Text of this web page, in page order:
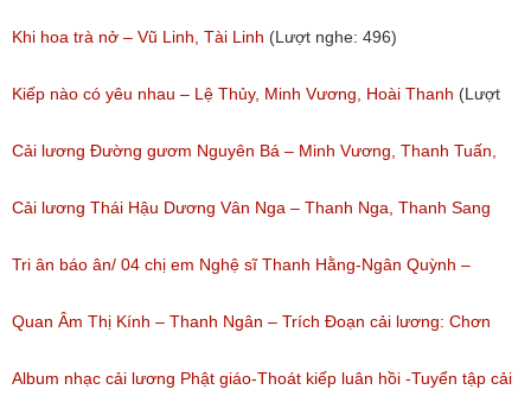
Giàu
(Lượt nghe: 1,251)
Khi hoa trà nở – Vũ Linh, Tài Linh (Lượt nghe: 496)
Kiếp nào có yêu nhau – Lệ Thủy, Minh Vương, Hoài Thanh (Lượt
nghe: 1,060)
Cải lương Đường gươm Nguyên Bá – Minh Vương, Thanh Tuấn,
Thanh Kim Huệ, Chí Tâm, Thanh Sang
(Lượt nghe: 1,226)
Cải lương Thái Hậu Dương Vân Nga – Thanh Nga, Thanh Sang
nguyên tuồng
(Lượt nghe: 865)
Tri ân báo ân/ 04 chị em Nghệ sĩ Thanh Hằng-Ngân Quỳnh –
Thanh Ngọc – NSƯT Thanh Ngân
(Lượt nghe: 527)
Quan Âm Thị Kính – Thanh Ngân – Trích Đoạn cải lương: Chơn
Tâm 6
Album nhạc cải lương Phật giáo-Thoát kiếp luân hồi -Tuyển tập cải